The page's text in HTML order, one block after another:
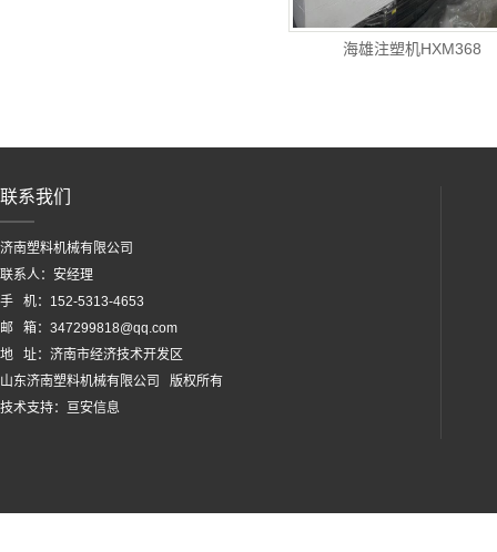
海雄注塑机HXM368
联系我们
济南塑料机械有限公司
联系人：安经理
手 机：152-5313-4653
邮 箱：347299818@qq.com
地 址：济南市经济技术开发区
山东济南塑料机械有限公司 版权所有
技术支持：
亘安信息